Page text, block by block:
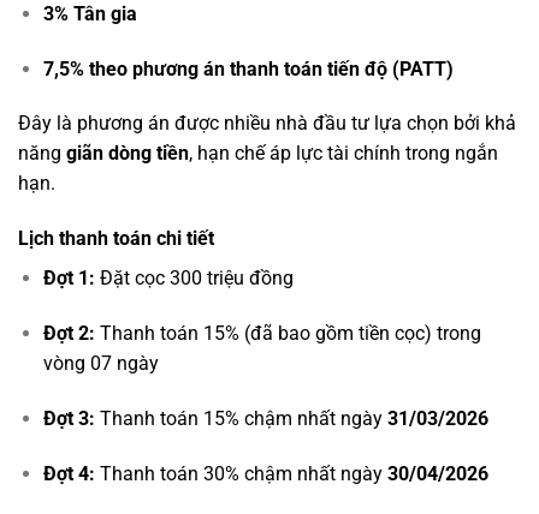
3% Tân gia
7,5% theo phương án thanh toán tiến độ (PATT)
Đây là phương án được nhiều nhà đầu tư lựa chọn bởi khả
năng giãn dòng tiền, hạn chế áp lực tài chính trong ngắn
hạn.
Lịch thanh toán chi tiết
Đợt 1: Đặt cọc 300 triệu đồng
Đợt 2: Thanh toán 15% (đã bao gồm tiền cọc) trong
vòng 07 ngày
Đợt 3: Thanh toán 15% chậm nhất ngày 31/03/2026
Đợt 4: Thanh toán 30% chậm nhất ngày 30/04/2026